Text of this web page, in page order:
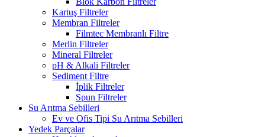
Kartuş Filtreler
Membran Filtreler
Filmtec Membranlı Filtre
Merlin Filtreler
Mineral Filtreler
pH & Alkali Filtreler
Sediment Filtre
İplik Filtreler
Spun Filtreler
Su Arıtma Sebilleri
Ev ve Ofis Tipi Su Arıtma Sebilleri
Yedek Parçalar